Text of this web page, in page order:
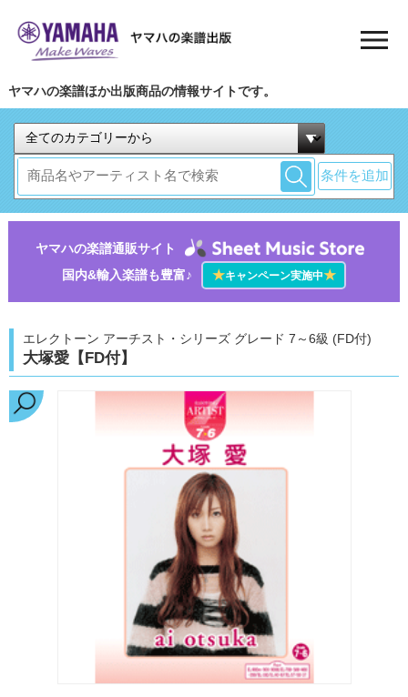
ヤマハの楽譜ほか出版商品の情報サイトです。
条件を追加
ヤマハの楽譜通販サイト
国内&輸入楽譜も豊富♪
★キャンペーン実施中★
エレクトーン アーチスト・シリーズ グレード 7～6級 (FD付)
大塚愛【FD付】